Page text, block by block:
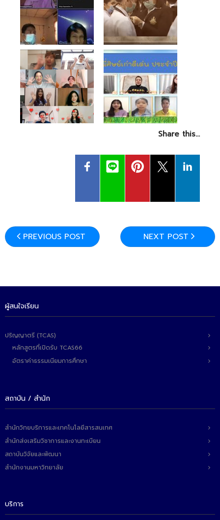
Share this…
PREVIOUS POST NEXT POST
ผู้สนใจเรียน
ปริญญาตรี (TCAS)
หลักสูตรที่เปิดรับ TCAS66
อัตราค่าธรรมเนียมการศึกษา
สถาบัน / สำนัก
สำนักวิทยบริการและเทคโนโลยีสารสนเทศ
สำนักส่งเสริมวิชาการและงานทะเบียน
สถาบันวิจัยและพัฒนา
สำนักงานมหาวิทยาลัย
บริการ